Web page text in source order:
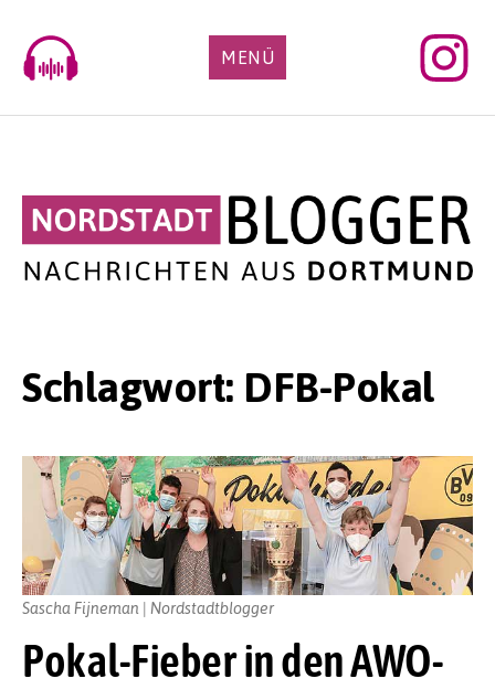
content
MENÜ
Schlagwort: DFB-Pokal
Pokal-Fieber in den AWO-
Sascha Fijneman | Nordstadtblogger